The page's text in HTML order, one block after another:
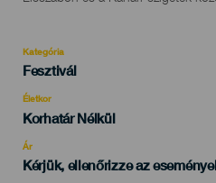
Kategória
Categoría
evento
Fesztivál
Életkor
Edad
Korhatár Nélkül
Ár
Kérjük, ellenőrizze az